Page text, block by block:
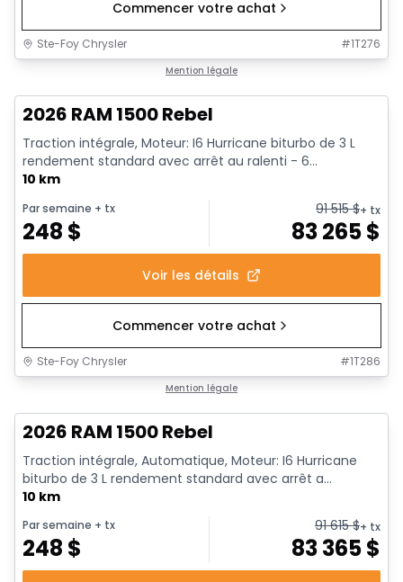
Commencer votre achat
Ste-Foy Chrysler #1T276
Mention légale
2026 RAM 1500 Rebel
Traction intégrale, Moteur: I6 Hurricane biturbo de 3 L
rendement standard avec arrêt au ralenti - 6...
10 km
Par semaine + tx
248 $
91 515$+ tx
83 265$
Voir les détails
Commencer votre achat
Ste-Foy Chrysler #1T286
Mention légale
2026 RAM 1500 Rebel
Traction intégrale, Automatique, Moteur: I6 Hurricane
biturbo de 3 L rendement standard avec arrêt a...
10 km
Par semaine + tx
248 $
91 615$+ tx
83 365$